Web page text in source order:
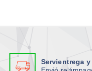
Servientrega y